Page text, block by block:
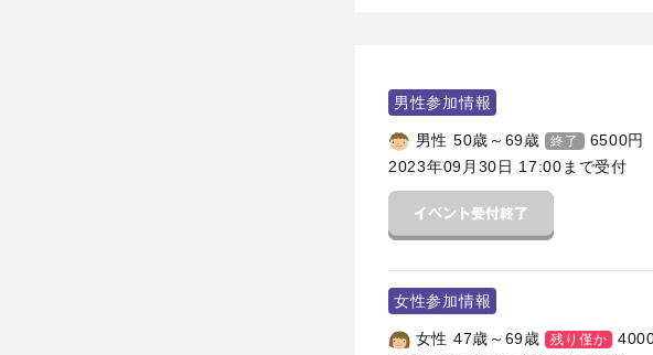
男性参加情報
男性 50歳～69歳 終了 6500円
2023年09月30日 17:00まで受付
女性参加情報
女性 47歳～69歳 残り僅か